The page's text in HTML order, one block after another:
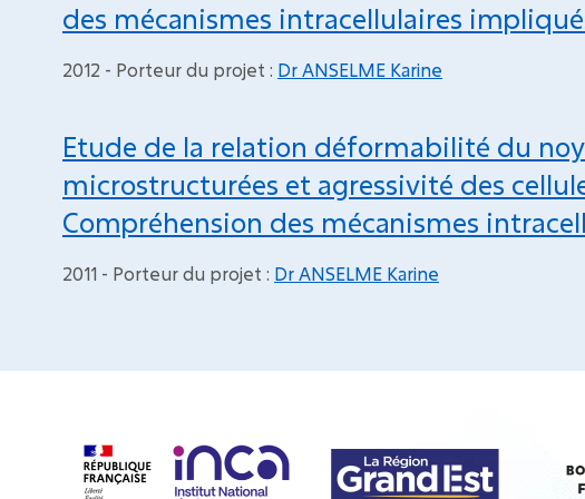
des mécanismes intracellulaires
2012 - Porteur du projet : Dr ANSELME Karine
Etude de la relation déformabilité du
microstructurées et agressivité des
Compréhension des mécanismes
2011 - Porteur du projet : Dr ANSELME Karine